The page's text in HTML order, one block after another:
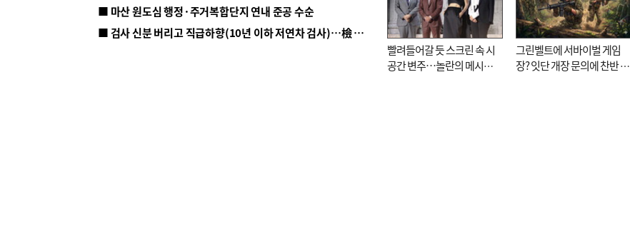
■ 마산 원도심 행정·주거복합단지 연내 준공 수순
■ 검사 신분 버리고 직급하향(10년 이하 저연차 검사)…檢 중수청행 기피
빨려들어갈 듯 스크린 속 시
공간 변주…놀란의 메시지
그린벨트에 서바이벌 게임
장? 잇단 개장 문의에 찬반 논